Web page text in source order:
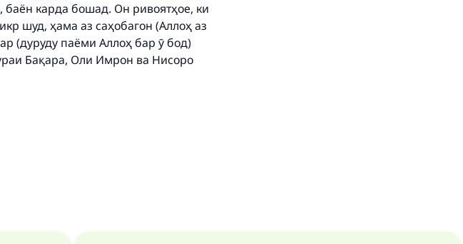
карда бошад. Он ривоятҳое, ки
шуд, ҳама аз саҳобагон (Аллоҳ аз
(дуруду паёми Аллоҳ бар ӯ бод)
Бақара, Оли Имрон ва Нисоро